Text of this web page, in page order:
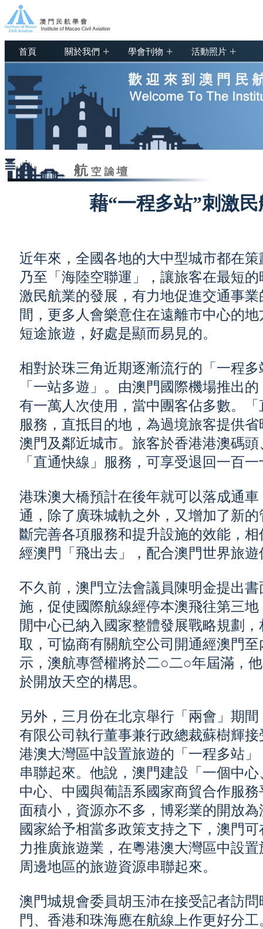
首頁 關於我們 + 學會刊物 + 活動照片 +
藉“一程多站”刺激
近年來，全國各地的大中型城市都在
乃至「海陸空聯運」，讓旅客在最短
激民航業的發展，有力地促進交通事
間，更多人會樂意住在遠離市中心的
短途旅遊，好處是顯而易見的。
相對於珠三角近期逐漸流行的「一程
「一站多遊」。由澳門國際機場推出
有一萬人次使用，當中團客佔多數。
服務，直抵目的地，為過境旅客提供
澳門及鄰近城市。旅客於香港港澳碼
「直通快線」服務，可享受退回一百
港珠澳大橋預計在後年就可以落成通
通，除了廣珠城軌之外，又增加了新
斷完善各項服務和提升設施的效能，
經澳門「飛出去」，配合澳門世界旅
不久前，澳門立法會議員陳明金提出
施，促使國際航線經停本澳飛往第三
閒中心已納入國家整體發展戰略規劃
取，可協商有關航空公司開通經澳門
示，澳航專營權將於二○二○年屆滿，
於開放天空的構思。
另外，三月份在北京舉行「兩會」期
有限公司執行董事兼行政總裁蘇樹輝
港澳大灣區中設置旅遊的「一程多站
串聯起來。他說，澳門建設「一個中
中心、中國與葡語系國家商貿合作服
面積小，資源亦不多，博彩業的開放
國家給予相當多政策支持之下，澳門
力推廣旅遊業，在粵港澳大灣區中設
周邊地區的旅遊資源串聯起來。
澳門城規會委員胡玉沛在接受記者訪
門、香港和珠海應在航線上作更好分